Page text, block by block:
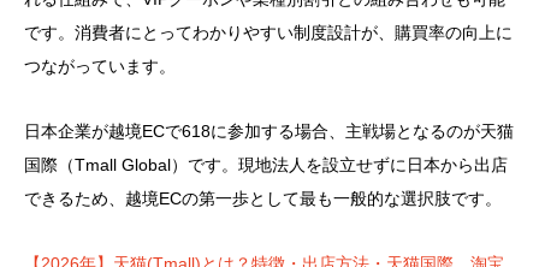
です。消費者にとってわかりやすい制度設計が、購買率の向上に
つながっています。
日本企業が越境ECで618に参加する場合、主戦場となるのが天猫
国際（Tmall Global）です。現地法人を設立せずに日本から出店
できるため、越境ECの第一歩として最も一般的な選択肢です。